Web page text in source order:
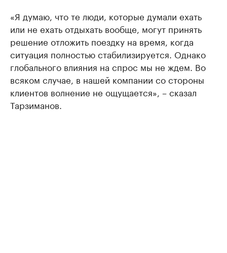
«Я думаю, что те люди, которые думали ехать
или не ехать отдыхать вообще, могут принять
решение отложить поездку на время, когда
ситуация полностью стабилизируется. Однако
глобального влияния на спрос мы не ждем. Во
всяком случае, в нашей компании со стороны
клиентов волнение не ощущается», – сказал
Тарзиманов.